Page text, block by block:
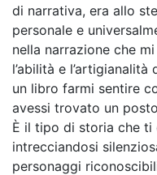
di narrativa, era allo
personale e
nella narrazione che
l’abilità e l’artigianalità
un libro farmi sentire
avessi trovato un
È il tipo di storia che ti
intrecciandosi
personaggi